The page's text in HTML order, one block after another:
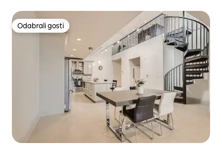
Odabrali gosti
Odabrali gosti